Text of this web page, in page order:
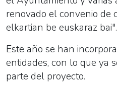
renovado el convenio de
elkartian be euskaraz bai".
Este año se han
entidades, con lo que ya
parte del proyecto.